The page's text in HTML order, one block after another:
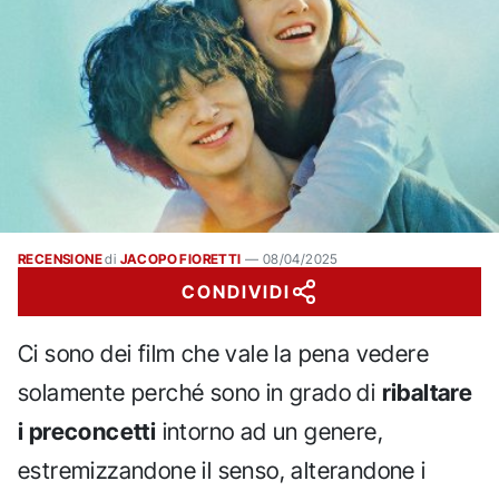
RECENSIONEdi JACOPO FIORETTI — 08/04/2025
CONDIVIDI
Ci sono dei film che vale la pena vedere
solamente perché sono in grado di ribaltare
i preconcetti intorno ad un genere,
estremizzandone il senso, alterandone i